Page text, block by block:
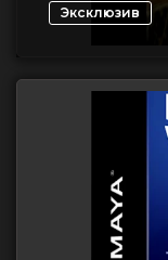
Эксклюзив